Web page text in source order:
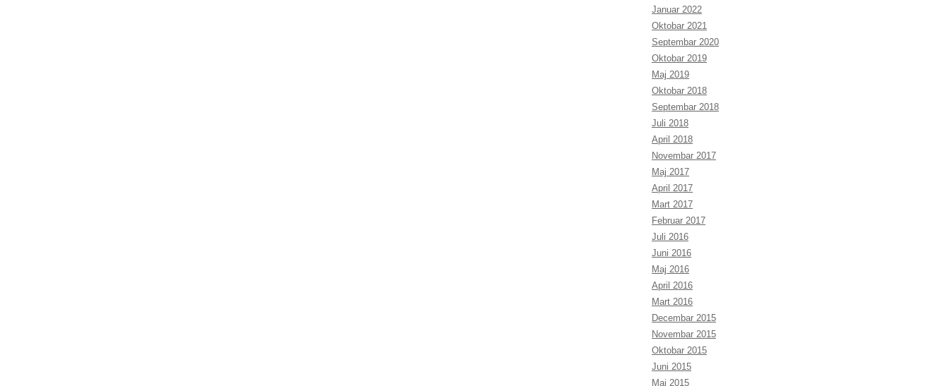
Januar 2022
Oktobar 2021
Septembar 2020
Oktobar 2019
Maj 2019
Oktobar 2018
Septembar 2018
Juli 2018
April 2018
Novembar 2017
Maj 2017
April 2017
Mart 2017
Februar 2017
Juli 2016
Juni 2016
Maj 2016
April 2016
Mart 2016
Decembar 2015
Novembar 2015
Oktobar 2015
Juni 2015
Maj 2015